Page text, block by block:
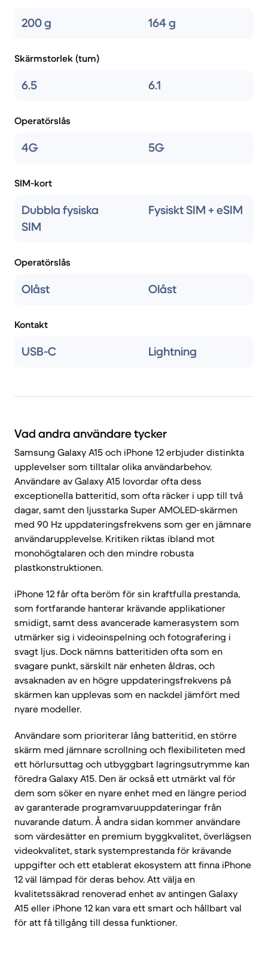
200 g 164 g
Skärmstorlek (tum)
6.5 6.1
Operatörslås
4G 5G
SIM-kort
Dubbla fysiska
SIM
Fysiskt SIM + eSIM
Operatörslås
Olåst Olåst
Kontakt
USB-C Lightning
Vad andra användare tycker
Samsung Galaxy A15 och iPhone 12 erbjuder distinkta
upplevelser som tilltalar olika användarbehov.
Användare av Galaxy A15 lovordar ofta dess
exceptionella batteritid, som ofta räcker i upp till två
dagar, samt den ljusstarka Super AMOLED-skärmen
med 90 Hz uppdateringsfrekvens som ger en jämnare
användarupplevelse. Kritiken riktas ibland mot
monohögtalaren och den mindre robusta
plastkonstruktionen.
iPhone 12 får ofta beröm för sin kraftfulla prestanda,
som fortfarande hanterar krävande applikationer
smidigt, samt dess avancerade kamerasystem som
utmärker sig i videoinspelning och fotografering i
svagt ljus. Dock nämns batteritiden ofta som en
svagare punkt, särskilt när enheten åldras, och
avsaknaden av en högre uppdateringsfrekvens på
skärmen kan upplevas som en nackdel jämfört med
nyare modeller.
Användare som prioriterar lång batteritid, en större
skärm med jämnare scrollning och flexibiliteten med
ett hörlursuttag och utbyggbart lagringsutrymme kan
föredra Galaxy A15. Den är också ett utmärkt val för
dem som söker en nyare enhet med en längre period
av garanterade programvaruuppdateringar från
nuvarande datum. Å andra sidan kommer användare
som värdesätter en premium byggkvalitet, överlägsen
videokvalitet, stark systemprestanda för krävande
uppgifter och ett etablerat ekosystem att finna iPhone
12 väl lämpad för deras behov. Att välja en
kvalitetssäkrad renoverad enhet av antingen Galaxy
A15 eller iPhone 12 kan vara ett smart och hållbart val
för att få tillgång till dessa funktioner.